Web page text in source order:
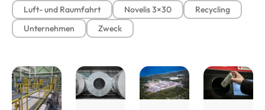
Luft- und Raumfahrt
Novelis 3×30
Recycling
Unternehmen
Zweck